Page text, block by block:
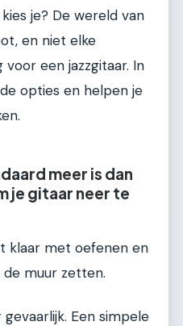
je? De wereld van
en niet elke
voor een jazzgitaar. In
opties en helpen je
meer is dan
je gitaar neer te
klaar met oefenen en
muur zetten.
Een simpele